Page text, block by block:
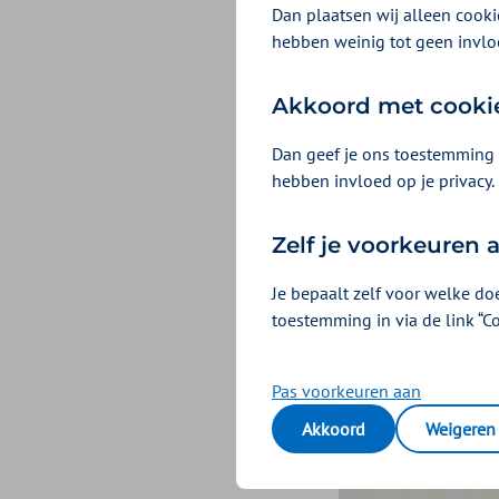
Om de
moeten
Voor alle
laten zien hóe
doorgevoerd.
Zorgaanbieders,
Lees de 10
Dan plaatsen wij alleen
hebben weinig tot geen
Akkoord met
Dan geef je ons
hebben invloed op je privacy.
Zelf je voorkeuren
Je bepaalt zelf voor welke
toestemming in via de link
Pas voorkeuren aan
Akkoord
Weigeren